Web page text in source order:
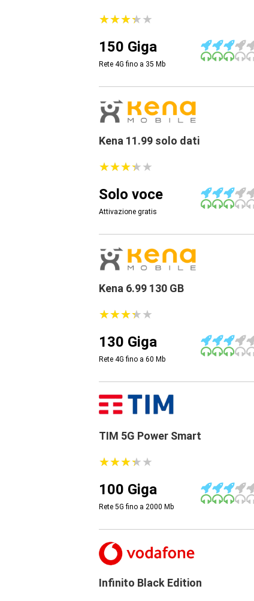
★★★★★
★★★★★
150 Giga
Rete 4G fino a 35 Mb
Kena 11.99 solo dati
★★★★★
★★★★★
Solo voce
Attivazione gratis
Kena 6.99 130 GB
★★★★★
★★★★★
130 Giga
Rete 4G fino a 60 Mb
TIM 5G Power Smart
★★★★★
★★★★★
100 Giga
Rete 5G fino a 2000 Mb
Infinito Black Edition